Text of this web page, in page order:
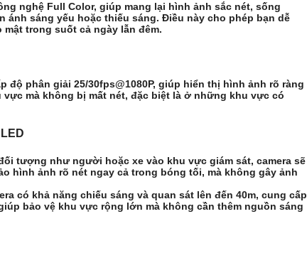
nghệ Full Color, giúp mang lại hình ảnh sắc nét, sống
ánh sáng yếu hoặc thiếu sáng. Điều này cho phép bạn dễ
trong suốt cả ngày lẫn đêm.
độ phân giải 25/30fps@1080P, giúp hiển thị hình ảnh rõ ràng
mà không bị mất nét, đặc biệt là ở những khu vực có
tượng như người hoặc xe vào khu vực giám sát, camera sẽ
hình ảnh rõ nét ngay cả trong bóng tối, mà không gây ảnh
có khả năng chiếu sáng và quan sát lên đến 40m, cung cấp
bảo vệ khu vực rộng lớn mà không cần thêm nguồn sáng